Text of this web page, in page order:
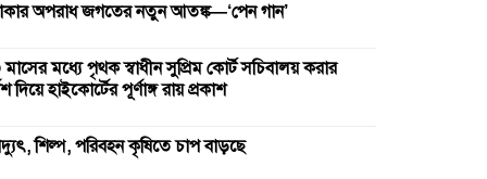
অপরাধ জগতের নতুন আতঙ্ক—‘পেন গান’
মধ্যে পৃথক স্বাধীন সুপ্রিম কোর্ট সচিবালয় করার
দিয়ে হাইকোর্টের পূর্ণাঙ্গ রায় প্রকাশ
শিল্প, পরিবহন কৃষিতে চাপ বাড়ছে